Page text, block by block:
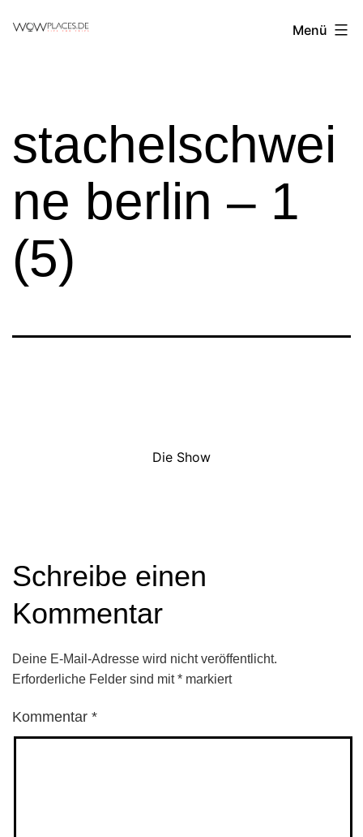
Reiseblog
Menü
stachelschwei
ne berlin – 1
(5)
Die Show
Schreibe einen
Kommentar
Deine E-Mail-Adresse wird nicht veröffentlicht.
Erforderliche Felder sind mit* markiert
Kommentar *